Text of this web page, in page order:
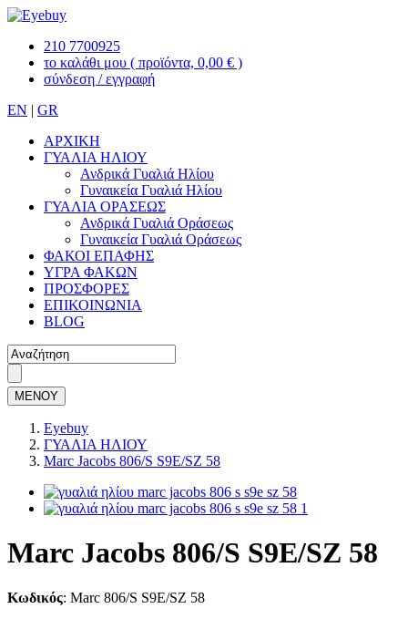
210 7700925
το καλάθι μου ( προϊόντα, 0,00 € )
σύνδεση / εγγραφή
EN | GR
ΑΡΧΙΚΗ
ΓΥΑΛΙΑ ΗΛΙΟΥ
Ανδρικά Γυαλιά Ηλίου
Γυναικεία Γυαλιά Ηλίου
ΓΥΑΛΙΑ ΟΡΑΣΕΩΣ
Ανδρικά Γυαλιά Οράσεως
Γυναικεία Γυαλιά Οράσεως
ΦΑΚΟΙ ΕΠΑΦΗΣ
ΥΓΡΑ ΦΑΚΩΝ
ΠΡΟΣΦΟΡΕΣ
ΕΠΙΚΟΙΝΩΝΙΑ
BLOG
ΜΕΝΟΥ
Eyebuy
ΓΥΑΛΙΑ ΗΛΙΟΥ
Marc Jacobs 806/S S9E/SZ 58
Marc Jacobs 806/S S9E/SZ 58
Κωδικός: Marc 806/S S9E/SZ 58